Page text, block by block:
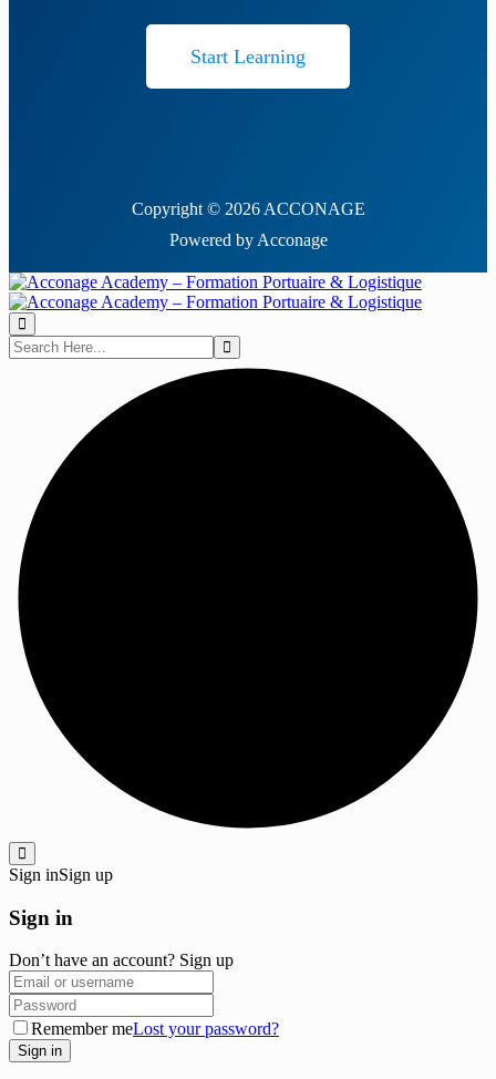
Start Learning
Copyright © 2026 ACCONAGE
Powered by Acconage
Sign inSign up
Sign in
Don’t have an account? Sign up
Remember meLost your password?